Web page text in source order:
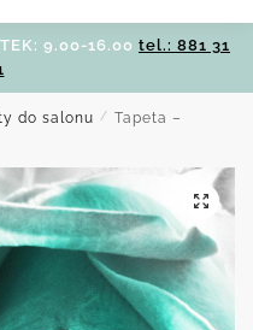
9.00-16.00 tel.: 881 31
do salonu / Tapeta –